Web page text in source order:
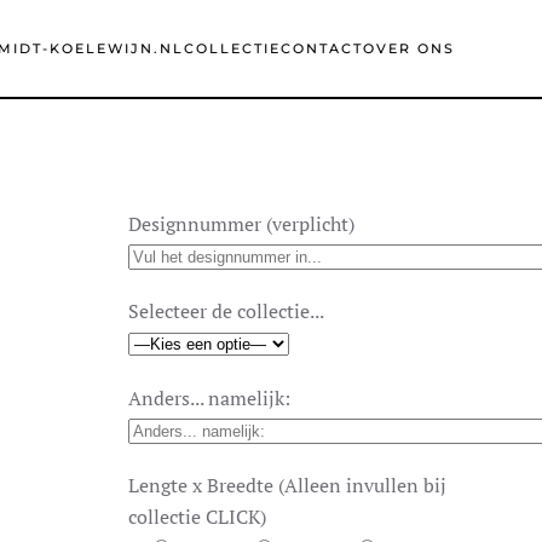
KOELEWIJN.NL COLLECTIECONTACTOVER ONS
Designnummer (verplicht)
Selecteer de collectie...
Anders... namelijk:
Lengte x Breedte (Alleen invullen bij
collectie CLICK)